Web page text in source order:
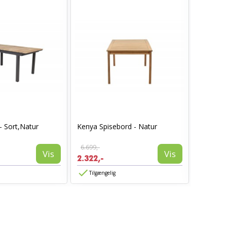
Sort,Natur
Vis
Kenya Spisebord - Natur
6.699,-
2.322,- Vis
Tilgængelig